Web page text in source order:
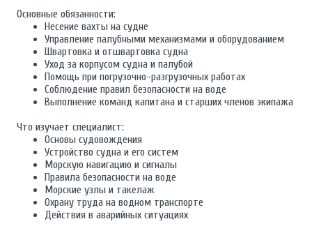
Основные обязанности:
Несение вахты на судне
Управление палубными механизмами и оборудованием
Швартовка и отшвартовка судна
Уход за корпусом судна и палубой
Помощь при погрузочно-разгрузочных работах
Соблюдение правил безопасности на воде
Выполнение команд капитана и старших членов экипажа
Что изучает специалист:
Основы судовождения
Устройство судна и его систем
Морскую навигацию и сигналы
Правила безопасности на воде
Морские узлы и такелаж
Охрану труда на водном транспорте
Действия в аварийных ситуациях